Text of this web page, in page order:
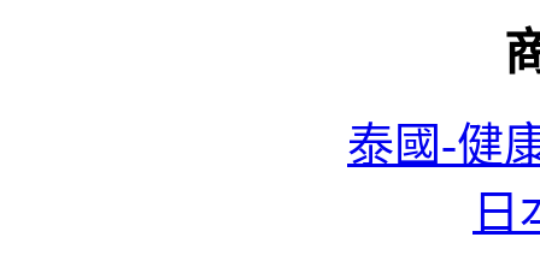
泰國-健
日